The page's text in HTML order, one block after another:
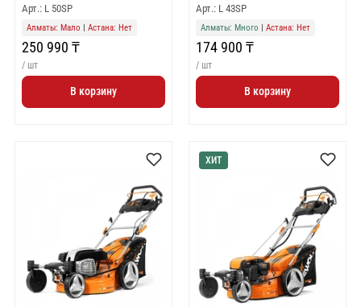
Арт.: L 50SP
Алматы: Мало | Астана: Нет
250 990 ₸
/ шт
В корзину
Арт.: L 43SP
Алматы: Много | Астана: Нет
174 900 ₸
/ шт
В корзину
ХИТ